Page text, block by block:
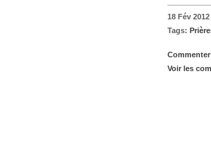
18 Fév 2012
Tags:
Voir les